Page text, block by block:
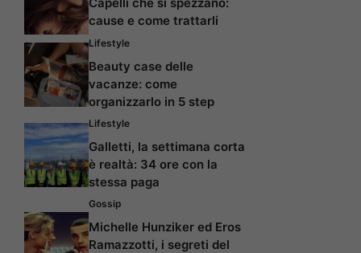
cause e come trattarli
Lifestyle
Beauty case delle
vacanze: come
organizzarlo in 5 step
Lifestyle
Galletti, la settimana corta
è realtà: 34 ore con la
stessa paga
Gossip
Michelle Hunziker ed Eros
Ramazzotti, i segreti del